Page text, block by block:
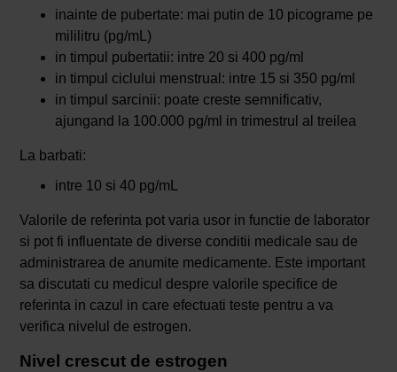
inainte de pubertate: mai putin de 10 picograme pe
mililitru (pg/mL)
in timpul pubertatii: intre 20 si 400 pg/ml
in timpul ciclului menstrual: intre 15 si 350 pg/ml
in timpul sarcinii: poate creste semnificativ,
ajungand la 100.000 pg/ml in trimestrul al treilea
La barbati:
intre 10 si 40 pg/mL
Valorile de referinta pot varia usor in functie de laborator
si pot fi influentate de diverse conditii medicale sau de
administrarea de anumite medicamente. Este important
sa discutati cu medicul despre valorile specifice de
referinta in cazul in care efectuati teste pentru a va
verifica nivelul de estrogen.
Nivel crescut de estrogen